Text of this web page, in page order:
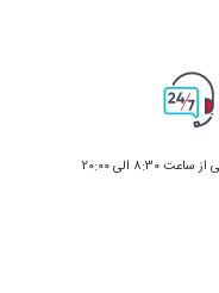
8:30 الی 20:00